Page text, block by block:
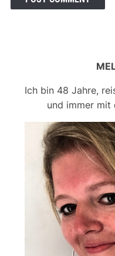
Ich bin 48 Jahre,
und immer mit